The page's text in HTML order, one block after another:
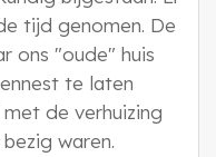
tijd genomen. De
ons "oude" huis
te laten
de verhuizing
waren.